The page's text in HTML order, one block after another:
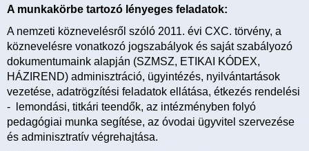
A munkakörbe tartozó lényeges feladatok:
A nemzeti köznevelésről szóló 2011. évi CXC. törvény, a
köznevelésre vonatkozó jogszabályok és saját szabályozó
dokumentumaink alapján (SZMSZ, ETIKAI KÓDEX,
HÁZIREND) adminisztráció, ügyintézés, nyilvántartások
vezetése, adatrögzítési feladatok ellátása, étkezés rendelési
- lemondási, titkári teendők, az intézményben folyó
pedagógiai munka segítése, az óvodai ügyvitel szervezése
és adminisztratív végrehajtása.